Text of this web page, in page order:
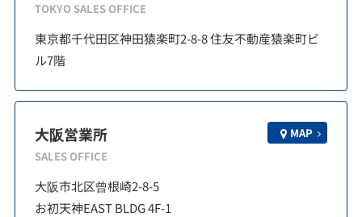
TOKYO SALES OFFICE
東京都千代田区神田猿楽町2-8-8 住友不動産猿楽町ビ
ル7階
大阪営業所
SALES OFFICE
MAP
大阪市北区曾根崎2-8-5
お初天神EAST BLDG 4F-1